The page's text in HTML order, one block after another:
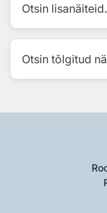
Otsin
Otsin tõlgitud